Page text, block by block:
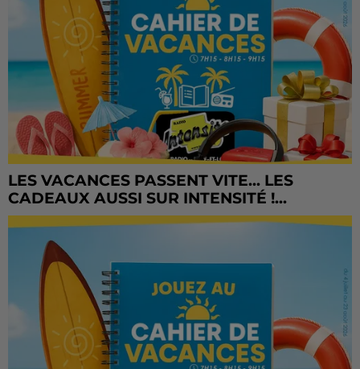
LES VACANCES PASSENT VITE... LES
CADEAUX AUSSI SUR INTENSITÉ !...